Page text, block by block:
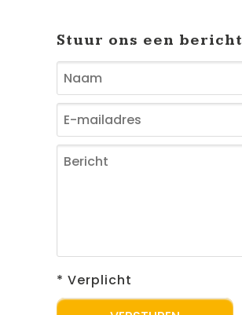
Stuur ons een bericht
* Verplicht